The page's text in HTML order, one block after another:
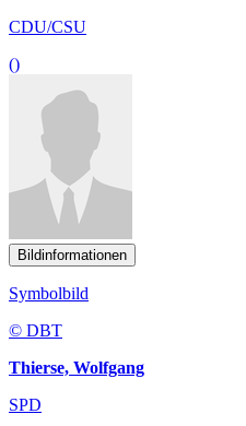
CDU/CSU
()
Bildinformationen
Symbolbild
© DBT
Thierse, Wolfgang
SPD